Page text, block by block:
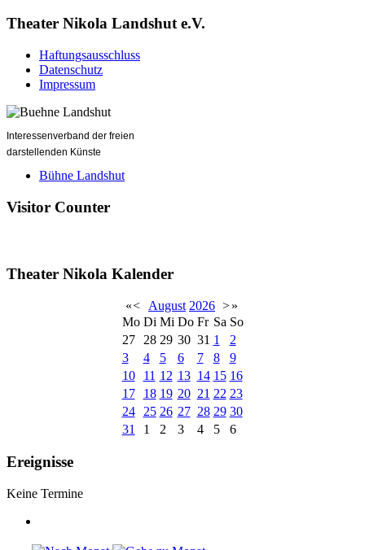
Theater Nikola Landshut e.V.
Haftungsausschluss
Datenschutz
Impressum
Interessenverband der freien
darstellenden Künste
Bühne Landshut
Visitor Counter
Theater Nikola Kalender
«< August 2026 >»
Mo Di Mi Do Fr Sa So
27
28 29 30 31 1
2
3
4 5 6 7 8
9
10
11 12 13 14 15 16
17
18 19 20 21 22 23
24
25 26 27 28 29 30
31
1 2 3 4 5 6
Ereignisse
Keine Termine